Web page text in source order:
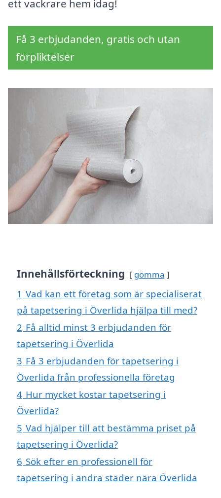
ett vackrare hem idag!
Få 3 erbjudanden, gratis och utan
förpliktelser
Innehållsförteckning gömma
1 Vad kan ett företag som är specialiserat
på tapetsering i Överlida hjälpa till med?
2 Få alltid minst 3 erbjudanden för
tapetsering i Överlida
3 Få 3 erbjudanden för tapetsering i
Överlida från professionella företag
4 Hur mycket kostar tapetsering i
Överlida?
5 Vad hjälper till att bestämma priset på
tapetsering i Överlida?
6 Sök efter en professionell för
tapetsering i andra städer nära Överlida